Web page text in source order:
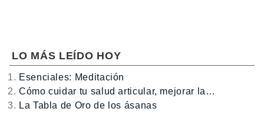
LO MÁS LEÍDO HOY
Esenciales: Meditación
Cómo cuidar tu salud articular, mejorar la…
La Tabla de Oro de los ásanas